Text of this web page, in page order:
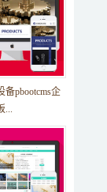
备pbootcms企
...